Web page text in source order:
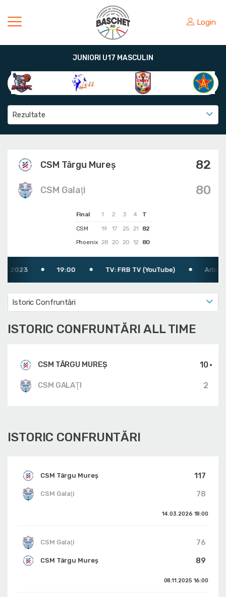
Login
JUNIORI U17 MASCULIN
Rezultate
CSM Târgu Mureș 82
Final 1 2 3 4
T
CSM
19 17 25 21
82
Phoenix 28 20 20 12 80
80
CSM Galaţi
19:00 TV: FRB TV (YouTube) Arbitru:
Istoric Confruntări
ISTORIC CONFRUNTĂRI ALL TIME
CSM TÂRGU MUREȘ 10
2
CSM GALAŢI
ISTORIC CONFRUNTĂRI
CSM Târgu Mureș
117
78
CSM Galaţi
14.03.2026 18:00
CSM Galaţi
76
89
CSM Târgu Mureș
08.11.2025 16:00